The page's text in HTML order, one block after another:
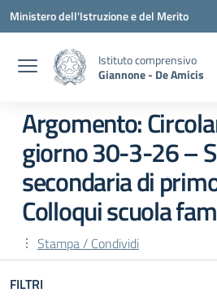
Vai ai contenuti
Vai al menu di navigazione
Vai al footer
Ministero dell'Istruzione e del Merito
Istituto comprensivo
Giannone - De Amicis
Argomento:
giorno 30-3-26 –
secondaria di
Colloqui scuola
Stampa / Condividi
FILTRI